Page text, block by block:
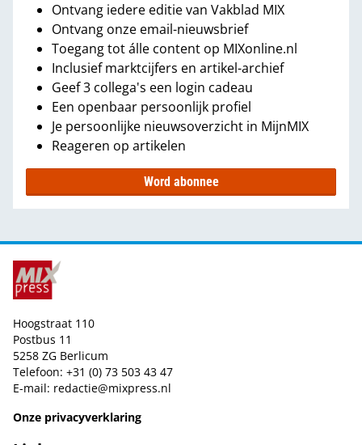
Ontvang iedere editie van Vakblad MIX
Ontvang onze email-nieuwsbrief
Toegang tot álle content op MIXonline.nl
Inclusief marktcijfers en artikel-archief
Geef 3 collega's een login cadeau
Een openbaar persoonlijk profiel
Je persoonlijke nieuwsoverzicht in MijnMIX
Reageren op artikelen
Word abonnee
Hoogstraat 110
Postbus 11
5258 ZG Berlicum
Telefoon: +31 (0) 73 503 43 47
E-mail: redactie@mixpress.nl
Onze privacyverklaring